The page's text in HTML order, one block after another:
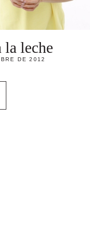
la leche
DE 2012